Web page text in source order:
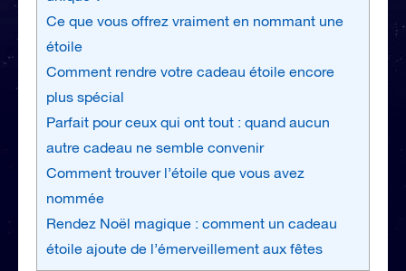
Ce que vous offrez vraiment en nommant une
étoile
Comment rendre votre cadeau étoile encore
plus spécial
Parfait pour ceux qui ont tout : quand aucun
autre cadeau ne semble convenir
Comment trouver l’étoile que vous avez
nommée
Rendez Noël magique : comment un cadeau
étoile ajoute de l’émerveillement aux fêtes